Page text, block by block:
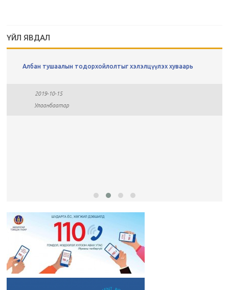
ҮЙЛ ЯВДАЛ
Албан тушаалын тодорхойлолтыг хэлэлцүүлэх хуваарь
2019-10-15
Улаанбаатар